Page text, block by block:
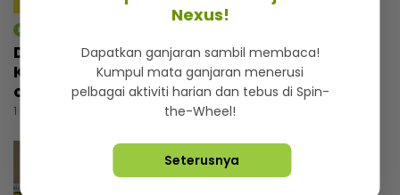
Dikecam kerana status ibu tunggal, Ayu
Kepoh pilih abaikan... “Kadang-kadang
orang cakap patutlah bercerai”
1 hari lalu
Nexus!
Dapatkan ganjaran sambil membaca!
Kumpul mata ganjaran menerusi
pelbagai aktiviti harian dan tebus di Spin-
the-Wheel!
Seterusnya